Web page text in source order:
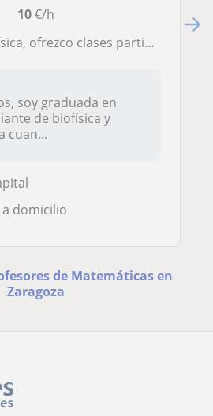
10€/h
nivel escolar y de la ESO de matemáticas de forma online o presencial (Zaragoza)
soy graduada en
de biofísica y
cuan...
a domicilio
de Matemáticas en
Zaragoza